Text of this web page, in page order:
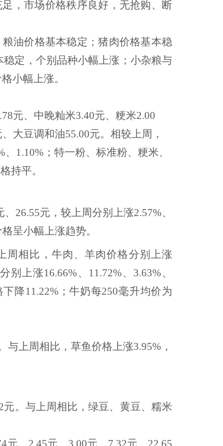
，市场价格秩序良好，无抢购、断
油价格基本稳定；猪肉价格基本稳
定，个别品种小幅上涨；小杂粮与
小幅上涨。
元、中晚籼米3.40元、粳米2.00
大豆调和油55.00元。相较上周，
、 1.10% ； 特一粉、 标准粉、 粳米、
持平。
26.55元，较上周分别 上涨2.57%、
呈小幅上涨趋势。
周相比，牛肉、羊肉价格分别上涨
上涨16.66%、11.72%、3.63%、
降11.22%；牛奶每250毫升均价为
与上周相比，草鱼价格上涨3.95%，
元。与上周相比，绿豆、黄豆、糯米
元、2.45元、3.00元、7.32元、22.65